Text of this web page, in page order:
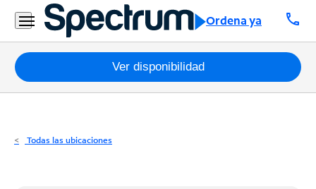
Ordena ya call
Residencial
Business
Paquetes
Internet
Ver disponibilidad
Todas las ubicaciones